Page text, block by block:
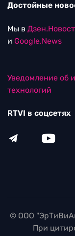
Достойные
Мы в
и Google.News
Уведомление об
технологий
RTVI в соцсетях
© ООО
При